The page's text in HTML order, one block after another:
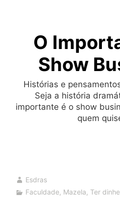
O
Show
Histórias e
Seja a história
importante é o show
quem
Esdras
Faculdade, Mazela, Ter